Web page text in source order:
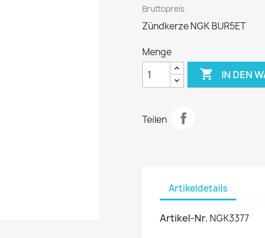
Bruttopreis
Zündkerze NGK BUR5ET
Menge
 IN DEN
Teilen
Artikeldetails
Artikel-Nr. NGK3377